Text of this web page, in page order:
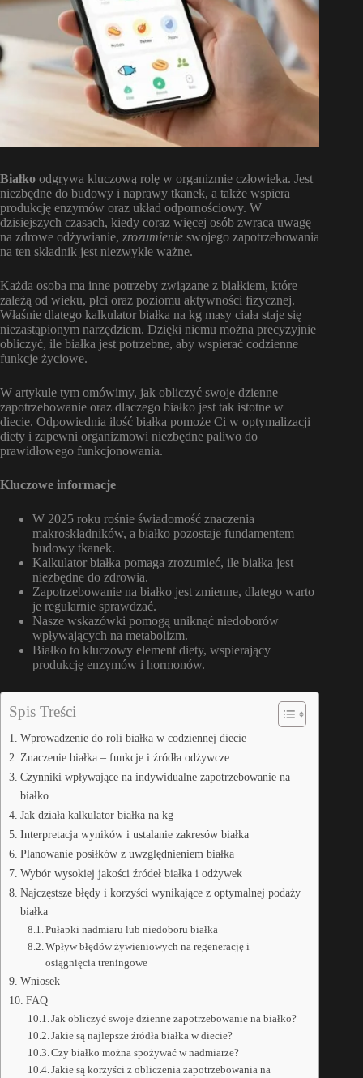
Białko odgrywa kluczową rolę w organizmie człowieka. Jest
niezbędne do budowy i naprawy tkanek, a także wspiera
produkcję enzymów oraz układ odpornościowy. W
dzisiejszych czasach, kiedy coraz więcej osób zwraca uwagę
na zdrowe odżywianie, zrozumienie swojego zapotrzebowania
na ten składnik jest niezwykle ważne.
Każda osoba ma inne potrzeby związane z białkiem, które
zależą od wieku, płci oraz poziomu aktywności fizycznej.
Właśnie dlatego kalkulator białka na kg masy ciała staje się
niezastąpionym narzędziem. Dzięki niemu można precyzyjnie
obliczyć, ile białka jest potrzebne, aby wspierać codzienne
funkcje życiowe.
W artykule tym omówimy, jak obliczyć swoje dzienne
zapotrzebowanie oraz dlaczego białko jest tak istotne w
diecie. Odpowiednia ilość białka pomoże Ci w optymalizacji
diety i zapewni organizmowi niezbędne paliwo do
prawidłowego funkcjonowania.
Kluczowe informacje
W 2025 roku rośnie świadomość znaczenia
makroskładników, a białko pozostaje fundamentem
budowy tkanek.
Kalkulator białka pomaga zrozumieć, ile białka jest
niezbędne do zdrowia.
Zapotrzebowanie na białko jest zmienne, dlatego warto
je regularnie sprawdzać.
Nasze wskazówki pomogą uniknąć niedoborów
wpływających na metabolizm.
Białko to kluczowy element diety, wspierający
produkcję enzymów i hormonów.
Spis Treści
Wprowadzenie do roli białka w codziennej diecie
Znaczenie białka – funkcje i źródła odżywcze
Czynniki wpływające na indywidualne zapotrzebowanie na
białko
Jak działa kalkulator białka na kg
Interpretacja wyników i ustalanie zakresów białka
Planowanie posiłków z uwzględnieniem białka
Wybór wysokiej jakości źródeł białka i odżywek
Najczęstsze błędy i korzyści wynikające z optymalnej podaży
białka
Pułapki nadmiaru lub niedoboru białka
Wpływ błędów żywieniowych na regenerację i
osiągnięcia treningowe
Wniosek
FAQ
Jak obliczyć swoje dzienne zapotrzebowanie na białko?
Jakie są najlepsze źródła białka w diecie?
Czy białko można spożywać w nadmiarze?
Jakie są korzyści z obliczenia zapotrzebowania na